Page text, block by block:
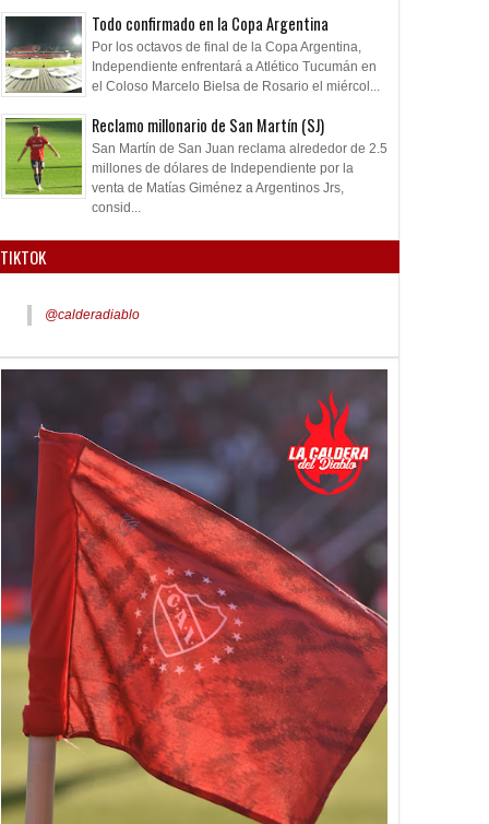
Todo confirmado en la Copa Argentina
Por los octavos de final de la Copa Argentina,
Independiente enfrentará a Atlético Tucumán en
el Coloso Marcelo Bielsa de Rosario el miércol...
Reclamo millonario de San Martín (SJ)
San Martín de San Juan reclama alrededor de 2.5
millones de dólares de Independiente por la
venta de Matías Giménez a Argentinos Jrs,
consid...
TIKTOK
@calderadiablo